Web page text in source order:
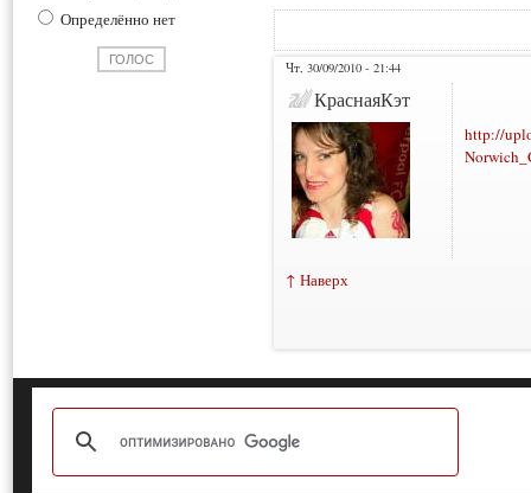
Определённо нет
Чт, 30/09/2010 - 21:44
КраснаяКэт
http://
↑ Наверх